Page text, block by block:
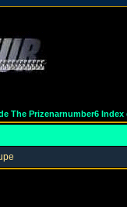
The Prizenarnumber6 Index